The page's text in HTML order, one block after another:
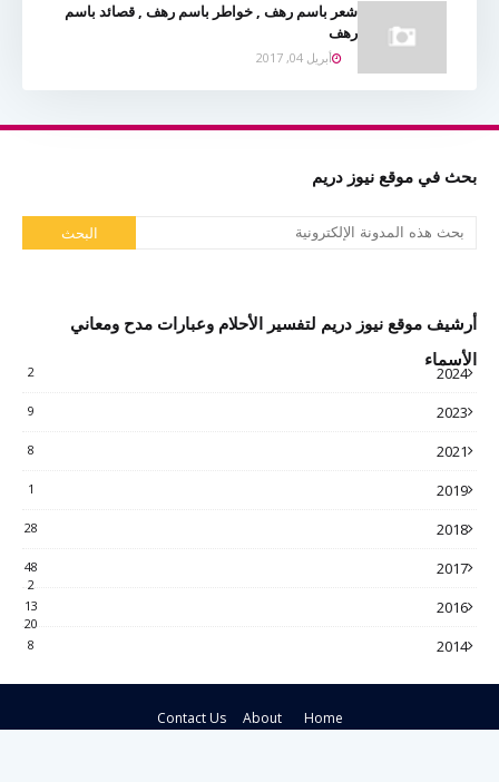
شعر باسم رهف , خواطر باسم رهف , قصائد باسم
رهف
أبريل 04, 2017
بحث في موقع نيوز دريم
أرشيف موقع نيوز دريم لتفسير الأحلام وعبارات مدح ومعاني
الأسماء
2024
2
2023
9
2021
8
2019
1
2018
28
2017
48
2
2016
13
20
2014
8
Home
About
Contact Us